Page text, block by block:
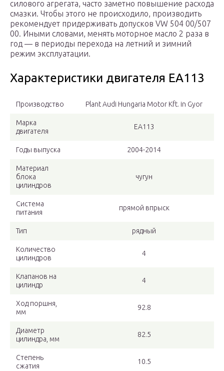
силового агрегата, часто заметно повышение расхода
смазки. Чтобы этого не происходило, производить
рекомендует придерживать допусков VW 504 00/507
00. Иными словами, менять моторное масло 2 раза в
год — в периоды перехода на летний и зимний
режим эксплуатации.
Характеристики двигателя ЕА113
Производство Plant Audi Hungaria Motor Kft. in Gyor
Марка
двигателя
EA113
Годы выпуска 2004-2014
Материал
блока
цилиндров
чугун
Система
питания
прямой впрыск
Тип рядный
Количество
цилиндров
4
Клапанов на
цилиндр
4
Ход поршня,
мм
92.8
Диаметр
цилиндра, мм
82.5
Степень
сжатия
10.5